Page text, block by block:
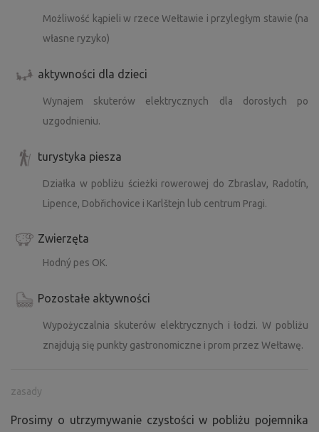
Możliwość kąpieli w rzece Wełtawie i przyległym stawie (na
własne ryzyko)
aktywności dla dzieci
Wynajem skuterów elektrycznych dla dorosłych po
uzgodnieniu.
turystyka piesza
Działka w pobliżu ścieżki rowerowej do Zbraslav, Radotín,
Lipence, Dobřichovice i Karlštejn lub centrum Pragi.
Zwierzęta
Hodný pes OK.
Pozostałe aktywności
Wypożyczalnia skuterów elektrycznych i łodzi. W pobliżu
znajdują się punkty gastronomiczne i prom przez Wełtawę.
zasady
Prosimy o utrzymywanie czystości w pobliżu pojemnika